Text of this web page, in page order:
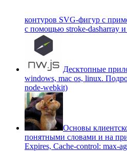
контуров SVG-фигур с
c помощью stroke-dasharray и
Десктопные
windows, mac os, linux.
node-webkit)
Основы
понятными словами и на
Expires, Cache-control: max-